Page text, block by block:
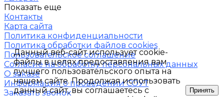
Показать еще
Контакты
Карта сайта
Политика конфиденциальности
Политика обработки файлов cookies
Пользовательское соглашение
Согласие на обработку персональных данных
О заказе
Информация о проведении СОУТ
Заказать звонок
Данный веб-сайт использует cookie-
файлы в целях предоставления вам
лучшего пользовательского опыта на
нашем сайте. Продолжая использовать
данный сайт, вы соглашаетесь с
Принять